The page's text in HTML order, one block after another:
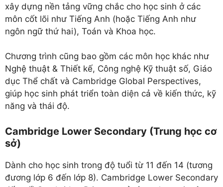
xây dựng nền tảng vững chắc cho học sinh ở các
môn cốt lõi như Tiếng Anh (hoặc Tiếng Anh như
ngôn ngữ thứ hai), Toán và Khoa học.
Chương trình cũng bao gồm các môn học khác như
Nghệ thuật & Thiết kế, Công nghệ Kỹ thuật số, Giáo
dục Thể chất và Cambridge Global Perspectives,
giúp học sinh phát triển toàn diện cả về kiến thức, kỹ
năng và thái độ.
Cambridge Lower Secondary (Trung học cơ
sở)
Dành cho học sinh trong độ tuổi từ 11 đến 14 (tương
đương lớp 6 đến lớp 8). Cambridge Lower Secondary